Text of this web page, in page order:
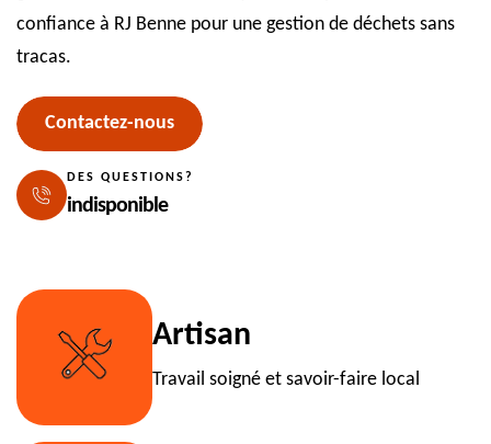
confiance à RJ Benne pour une gestion de déchets sans
tracas.
Contactez-nous
DES QUESTIONS?
indisponible
Artisan
Travail soigné et savoir-faire local